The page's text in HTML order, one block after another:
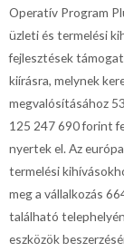
Operatív Program
üzleti és termelési
fejlesztések
kiírásra, melynek
megvalósításához
125 247 690 forint
nyertek el. Az
termelési
meg a vállalkozás
található
eszközök